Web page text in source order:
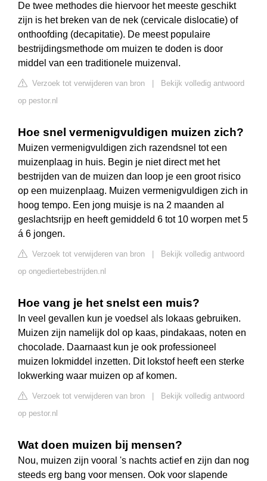
De twee methodes die hiervoor het meeste geschikt
zijn is het breken van de nek (cervicale dislocatie) of
onthoofding (decapitatie). De meest populaire
bestrijdingsmethode om muizen te doden is door
middel van een traditionele muizenval.
Verzoek tot verwijderen van bron
Bekijk volledig antwoord
op pestor.nl
Hoe snel vermenigvuldigen muizen zich?
Muizen vermenigvuldigen zich razendsnel tot een
muizenplaag in huis. Begin je niet direct met het
bestrijden van de muizen dan loop je een groot risico
op een muizenplaag. Muizen vermenigvuldigen zich in
hoog tempo. Een jong muisje is na 2 maanden al
geslachtsrijp en heeft gemiddeld 6 tot 10 worpen met 5
á 6 jongen.
Verzoek tot verwijderen van bron
Bekijk volledig antwoord
op ongediertebestrijden.nl
Hoe vang je het snelst een muis?
In veel gevallen kun je voedsel als lokaas gebruiken.
Muizen zijn namelijk dol op kaas, pindakaas, noten en
chocolade. Daarnaast kun je ook professioneel
muizen lokmiddel inzetten. Dit lokstof heeft een sterke
lokwerking waar muizen op af komen.
Verzoek tot verwijderen van bron
Bekijk volledig antwoord
op pestor.nl
Wat doen muizen bij mensen?
Nou, muizen zijn vooral 's nachts actief en zijn dan nog
steeds erg bang voor mensen. Ook voor slapende